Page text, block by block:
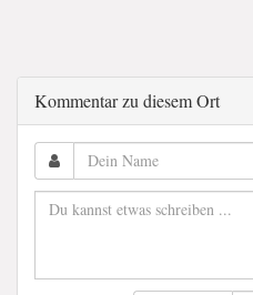
Kommentar zu diesem Ort